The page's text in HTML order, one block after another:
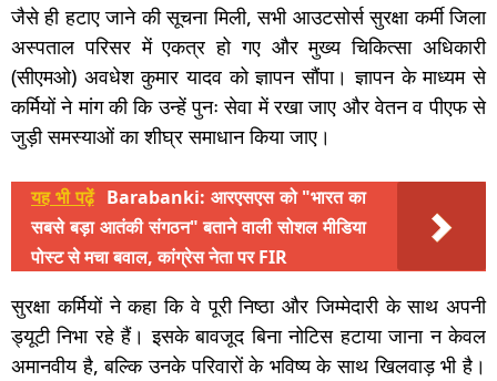
जैसे ही हटाए जाने की सूचना मिली, सभी आउटसोर्स सुरक्षा कर्मी जिला
अस्पताल परिसर में एकत्र हो गए और मुख्य चिकित्सा अधिकारी
(सीएमओ) अवधेश कुमार यादव को ज्ञापन सौंपा। ज्ञापन के माध्यम से
कर्मियों ने मांग की कि उन्हें पुनः सेवा में रखा जाए और वेतन व पीएफ से
जुड़ी समस्याओं का शीघ्र समाधान किया जाए।
यह भी पढ़ें Barabanki: आरएसएस को "भारत का
सबसे बड़ा आतंकी संगठन" बताने वाली सोशल मीडिया
पोस्ट से मचा बवाल, कांग्रेस नेता पर FIR
सुरक्षा कर्मियों ने कहा कि वे पूरी निष्ठा और जिम्मेदारी के साथ अपनी
ड्यूटी निभा रहे हैं। इसके बावजूद बिना नोटिस हटाया जाना न केवल
अमानवीय है, बल्कि उनके परिवारों के भविष्य के साथ खिलवाड़ भी है।